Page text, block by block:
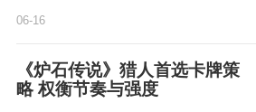
06-16
《炉石传说》猎人首选卡牌策
略 权衡节奏与强度